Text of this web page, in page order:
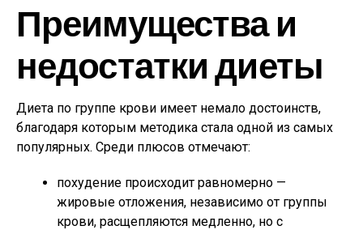
Преимущества и
недостатки диеты
Диета по группе крови имеет немало достоинств,
благодаря которым методика стала одной из самых
популярных. Среди плюсов отмечают:
похудение происходит равномерно —
жировые отложения, независимо от группы
крови, расщепляются медленно, но с